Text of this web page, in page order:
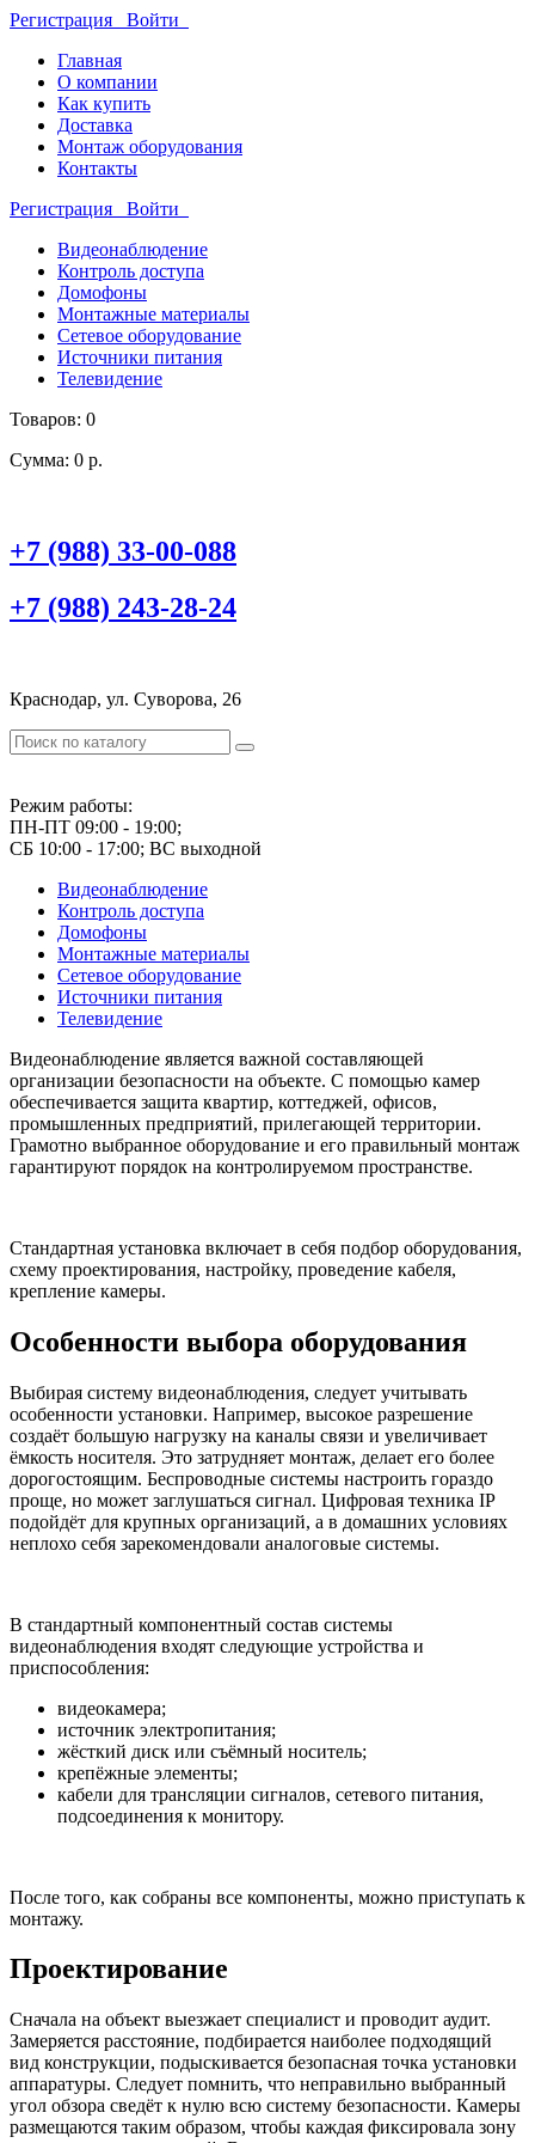
Регистрация Войти
Главная
О компании
Как купить
Доставка
Монтаж оборудования
Контакты
Регистрация Войти
Видеонаблюдение
Контроль доступа
Домофоны
Монтажные материалы
Сетевое оборудование
Источники питания
Телевидение
Товаров: 0
Сумма: 0 р.
+7 (988) 33-00-088
+7 (988) 243-28-24
Краснодар, ул. Суворова, 26
Режим работы:
ПН-ПТ 09:00 - 19:00;
СБ 10:00 - 17:00; ВС выходной
Видеонаблюдение
Контроль доступа
Домофоны
Монтажные материалы
Сетевое оборудование
Источники питания
Телевидение
Видеонаблюдение является важной составляющей
организации безопасности на объекте. С помощью камер
обеспечивается защита квартир, коттеджей, офисов,
промышленных предприятий, прилегающей территории.
Грамотно выбранное оборудование и его правильный монтаж
гарантируют порядок на контролируемом пространстве.
Стандартная установка включает в себя подбор оборудования,
схему проектирования, настройку, проведение кабеля,
крепление камеры.
Особенности выбора оборудования
Выбирая систему видеонаблюдения, следует учитывать
особенности установки. Например, высокое разрешение
создаёт большую нагрузку на каналы связи и увеличивает
ёмкость носителя. Это затрудняет монтаж, делает его более
дорогостоящим. Беспроводные системы настроить гораздо
проще, но может заглушаться сигнал. Цифровая техника IP
подойдёт для крупных организаций, а в домашних условиях
неплохо себя зарекомендовали аналоговые системы.
В стандартный компонентный состав системы
видеонаблюдения входят следующие устройства и
приспособления:
видеокамера;
источник электропитания;
жёсткий диск или съёмный носитель;
крепёжные элементы;
кабели для трансляции сигналов, сетевого питания,
подсоединения к монитору.
После того, как собраны все компоненты, можно приступать к
монтажу.
Проектирование
Сначала на объект выезжает специалист и проводит аудит.
Замеряется расстояние, подбирается наиболее подходящий
вид конструкции, подыскивается безопасная точка установки
аппаратуры. Следует помнить, что неправильно выбранный
угол обзора сведёт к нулю всю систему безопасности. Камеры
размещаются таким образом, чтобы каждая фиксировала зону